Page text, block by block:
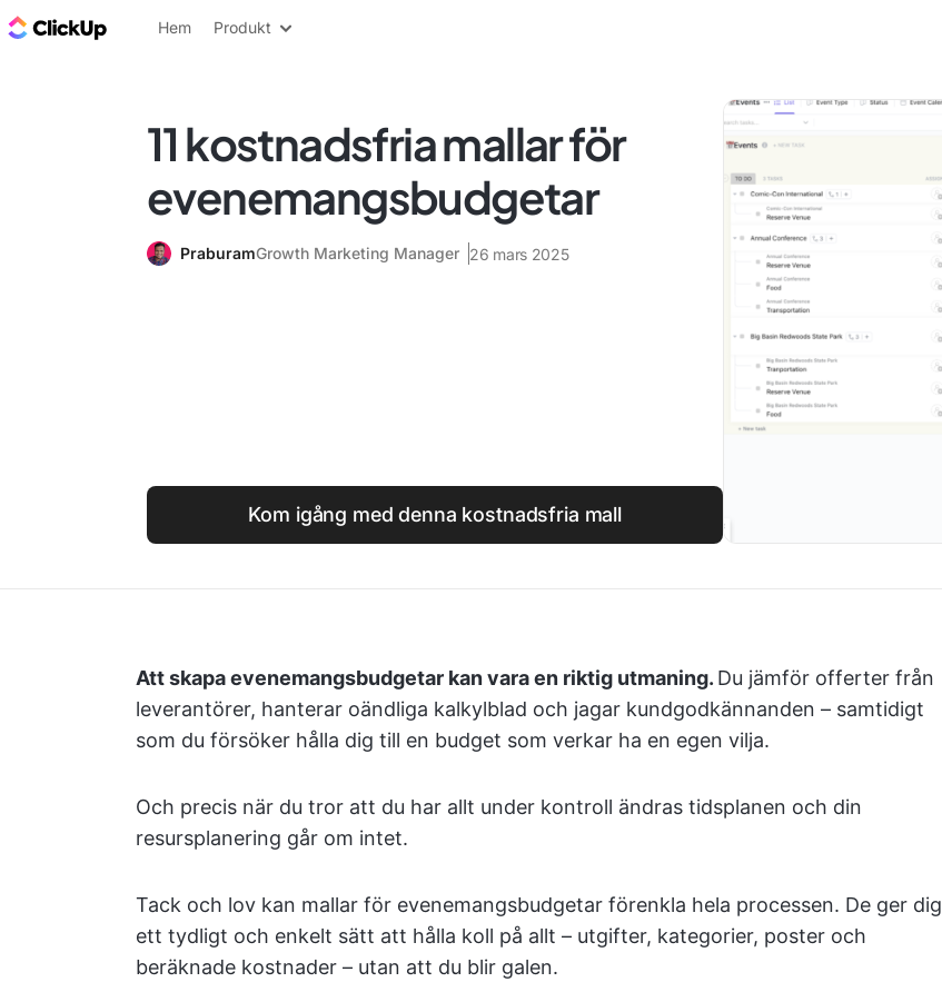
ClickUp-bloggen
Hem Produkt
11 kostnadsfria mallar för
evenemangsbudgetar
PraburamGrowth Marketing Manager 26 mars 2025
Kom igång med denna kostnadsfria mall
Att skapa evenemangsbudgetar kan vara en riktig utmaning. Du jämför offerter från
leverantörer, hanterar oändliga kalkylblad och jagar kundgodkännanden – samtidigt
som du försöker hålla dig till en budget som verkar ha en egen vilja.
Och precis när du tror att du har allt under kontroll ändras tidsplanen och din
resursplanering går om intet.
Tack och lov kan mallar för evenemangsbudgetar förenkla hela processen. De ger dig
ett tydligt och enkelt sätt att hålla koll på allt – utgifter, kategorier, poster och
beräknade kostnader – utan att du blir galen.